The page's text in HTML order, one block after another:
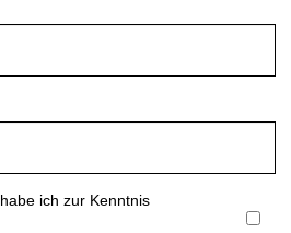
habe ich zur Kenntnis